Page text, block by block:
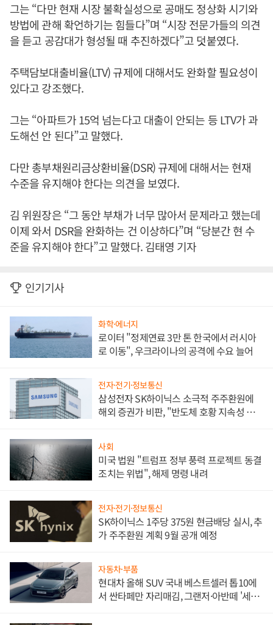
그는 “다만 현재 시장 불확실성으로 공매도 정상화 시기와
방법에 관해 확언하기는 힘들다”며 “시장 전문가들의 의견
을 듣고 공감대가 형성될 때 추진하겠다”고 덧붙였다.
주택담보대출비율(LTV) 규제에 대해서도 완화할 필요성이
있다고 강조했다.
그는 “아파트가 15억 넘는다고 대출이 안되는 등 LTV가 과
도해선 안 된다”고 말했다.
다만 총부채원리금상환비율(DSR) 규제에 대해서는 현재
수준을 유지해야 한다는 의견을 보였다.
김 위원장은 “그 동안 부채가 너무 많아서 문제라고 했는데
이제 와서 DSR을 완화하는 건 이상하다”며 “당분간 현 수
준을 유지해야 한다”고 말했다. 김태영 기자
인기기사
화학·에너지
로이터 "정제연료 3만 톤 한국에서 러시아
로 이동", 우크라이나의 공격에 수요 늘어
전자·전기·정보통신
삼성전자 SK하이닉스 소극적 주주환원에
해외 증권가 비판, "반도체 호황 지속성 의
사회
미국 법원 "트럼프 정부 풍력 프로젝트 동결
조치는 위법", 해제 명령 내려
전자·전기·정보통신
SK하이닉스 1주당 375원 현금배당 실시, 추
가 주주환원 계획 9월 공개 예정
자동차·부품
현대차 올해 SUV 국내 베스트셀러 톱10에
서 싼타페만 자리매김, 그랜저·아반떼 '세단